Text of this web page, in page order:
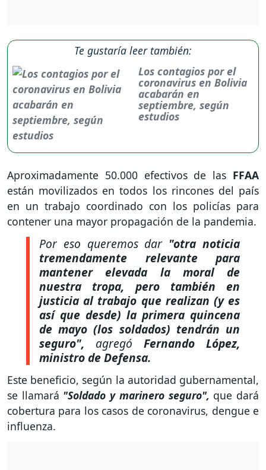
Te gustaría leer también:
Los contagios por el
coronavirus en Bolivia
acabarán en
septiembre, según
estudios
Aproximadamente 50.000 efectivos de las FFAA
están movilizados en todos los rincones del país
en un trabajo coordinado con los policías para
contener una mayor propagación de la pandemia.
Por eso queremos dar "otra noticia
tremendamente relevante para
mantener elevada la moral de
nuestra tropa, pero también en
justicia al trabajo que realizan (y es
así que desde) la primera quincena
de mayo (los soldados) tendrán un
seguro", agregó Fernando López,
ministro de Defensa.
Este beneficio, según la autoridad gubernamental,
se llamará "Soldado y marinero seguro", que dará
cobertura para los casos de coronavirus, dengue e
influenza.